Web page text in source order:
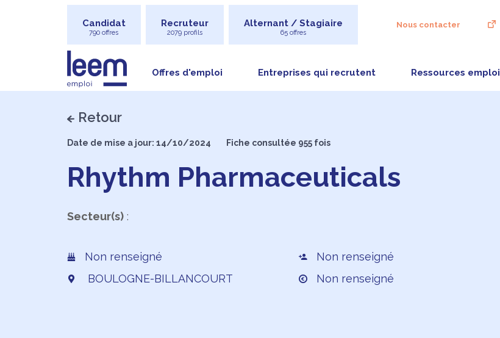
Candidat
790 offres
Recruteur
2079 profils
Alternant / Stagiaire
65 offres
Nous contacter
Offres d'emploi Entreprises qui recrutent Ressources emploi
Retour
Date de mise a jour: 14/10/2024 Fiche consultée 955 fois
Rhythm Pharmaceuticals
Secteur(s):
Non renseigné
BOULOGNE-BILLANCOURT
Non renseigné
Non renseigné